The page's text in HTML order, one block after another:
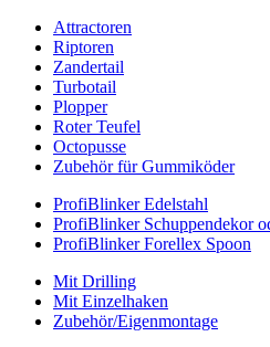
Attractoren
Riptoren
Zandertail
Turbotail
Plopper
Roter Teufel
Octopusse
Zubehör für Gummiköder
ProfiBlinker Edelstahl
ProfiBlinker Schuppendekor
ProfiBlinker Forellex Spoon
Mit Drilling
Mit Einzelhaken
Zubehör/Eigenmontage